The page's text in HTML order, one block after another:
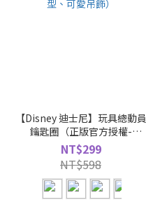
【Disney 迪士尼】玩具總動員
鑰匙圈（正版官方授權-
MESUCA麥斯卡／4款超萌圖
樣、立體造型、可愛吊飾）
NT$299
NT$598